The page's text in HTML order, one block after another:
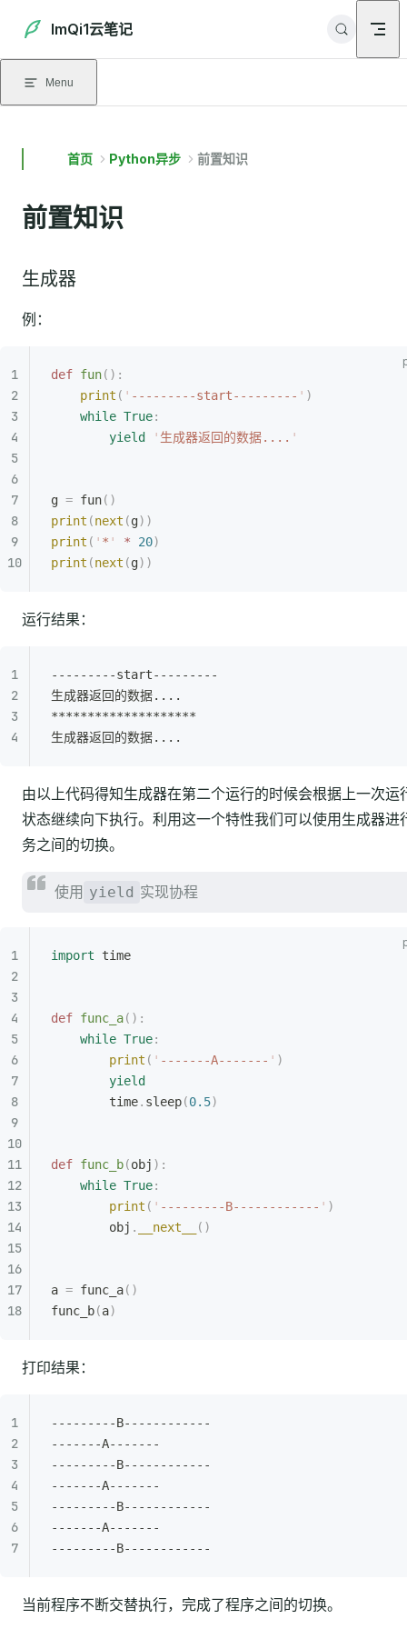
Skip to content
ImQi1云笔记
Menu
首页 Python异步 前置知识
前置知识
生成器
例：
def fun():
    print
( ' ---------start--------- ' )
    while
True:
        yield
' 生成器返回的数据.... '
g = fun()
print (next (g))
print ( ' * ' * 20)
print (next (g))
运行结果：
---------start---------
生成器返回的数据....
********************
生成器返回的数据....
由以上代码得知生成器在第二个运行的时候会根据上一次运
状态继续向下执行。利用这一个特性我们可以使用生成器进
务之间的切换。
使用 yield 实现协程
import time
def func_a():
    while
True:
        print
( ' -------A------- ' )
        yield
        time
. sleep(0.5)
def func_b(obj ):
    while
True:
        print
( ' ---------B------------ ' )
        obj
. __next__ ()
a = func_a()
func_b(a)
打印结果：
---------B------------
-------A-------
---------B------------
-------A-------
---------B------------
-------A-------
---------B------------
当前程序不断交替执行，完成了程序之间的切换。